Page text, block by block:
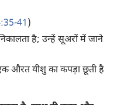
41)
है; उन्हें सूअरों में जाने
एक औरत यीशु का कपड़ा छूती है